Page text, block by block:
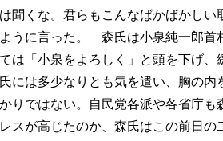
くな。君らもこんなばかばかしい
うに言った。 森氏は小泉純一郎首
「小泉をよろしく」と頭を下げ、
は多少なりとも気を遣い、胸の内
ではない。自民党各派や各省庁も
が高じたのか、森氏はこの前日